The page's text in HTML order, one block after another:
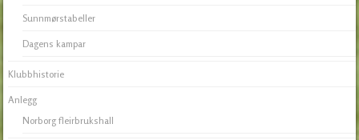
Sunnmørstabeller
Dagens kampar
Klubbhistorie
Anlegg
Norborg fleirbrukshall